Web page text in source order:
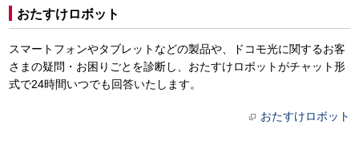
おたすけロボット
スマートフォンやタブレットなどの製品や、ドコモ光に関するお客
さまの疑問・お困りごとを診断し、おたすけロボットがチャット形
式で24時間いつでも回答いたします。
おたすけロボット